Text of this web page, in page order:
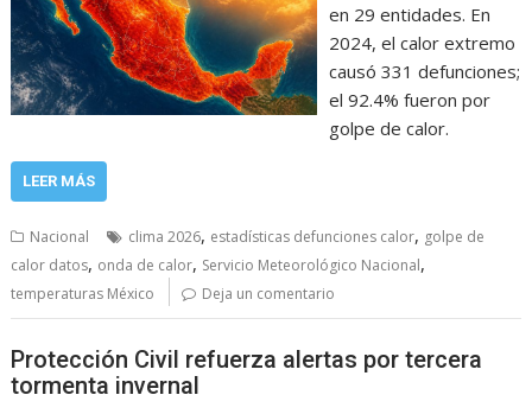
en 29 entidades. En
2024, el calor extremo
causó 331 defunciones;
el 92.4% fueron por
golpe de calor.
LEER MÁS
Nacional clima 2026, estadísticas defunciones calor, golpe de
calor datos, onda de calor, Servicio Meteorológico Nacional,
temperaturas México Deja un comentario
Protección Civil refuerza alertas por tercera
tormenta invernal